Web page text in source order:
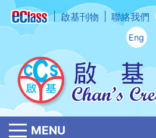
啟基刊物 聯絡我們
Eng
MENU